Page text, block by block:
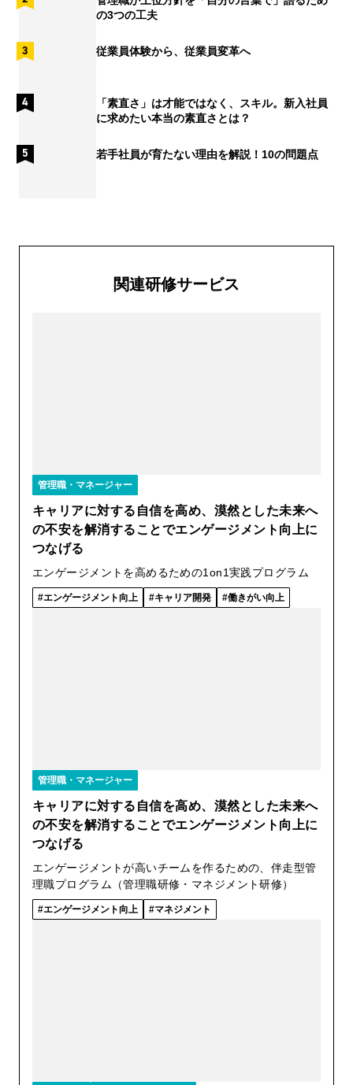
の3つの工夫
従業員体験から、従業員変革へ
「素直さ」は才能ではなく、スキル。新入社員
に求めたい本当の素直さとは？
若手社員が育たない理由を解説！10の問題点
関連研修サービス
管理職・マネージャー
キャリアに対する自信を高め、漠然とした未来へ
の不安を解消することでエンゲージメント向上に
つなげる
エンゲージメントを高めるための1on1実践プログラム
エンゲージメント向上 キャリア開発 働きがい向上
管理職・マネージャー
キャリアに対する自信を高め、漠然とした未来へ
の不安を解消することでエンゲージメント向上に
つなげる
エンゲージメントが高いチームを作るための、伴走型管
理職プログラム（管理職研修・マネジメント研修）
エンゲージメント向上 マネジメント